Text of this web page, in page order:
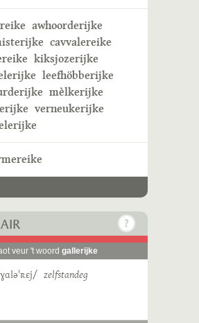
awhoorderijke
cavvalereike
kiksjozerijke
leefhöbberijke
mèlkerijke
verneukerijke
veur 't woord gallerijke
zelfstandeg